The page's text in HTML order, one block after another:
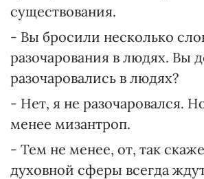
существования.
- Вы бросили несколько
разочарования в людях. Вы
разочаровались в людях?
- Нет, я не разочаровался.
менее мизантроп.
- Тем не менее, от, так
духовной сферы всегда